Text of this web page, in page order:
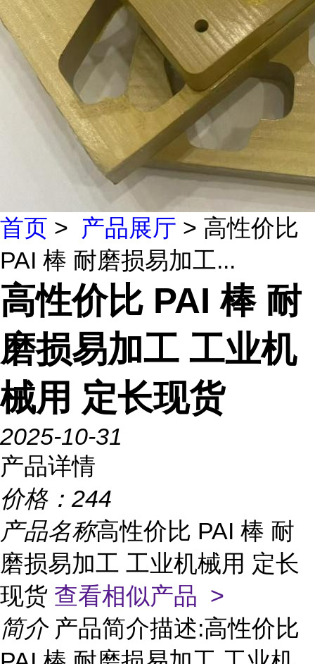
首页 > 产品展厅 > 高性价比
PAI 棒 耐磨损易加工...
高性价比 PAI 棒 耐
磨损易加工 工业机
械用 定长现货
2025-10-31
产品详情
价格： 244
产品名称高性价比 PAI 棒 耐
磨损易加工 工业机械用 定长
现货 查看相似产品 >
简介 产品简介描述:高性价比